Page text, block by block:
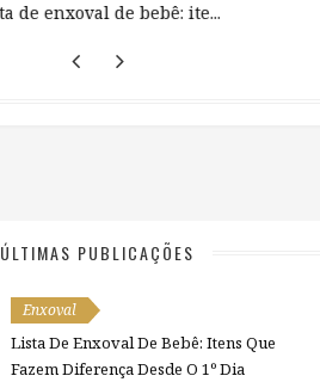
de enxoval de bebê: ite...
ÚLTIMAS PUBLICAÇÕES
Enxoval
Lista De Enxoval De Bebê: Itens Que
Fazem Diferença Desde O 1º Dia